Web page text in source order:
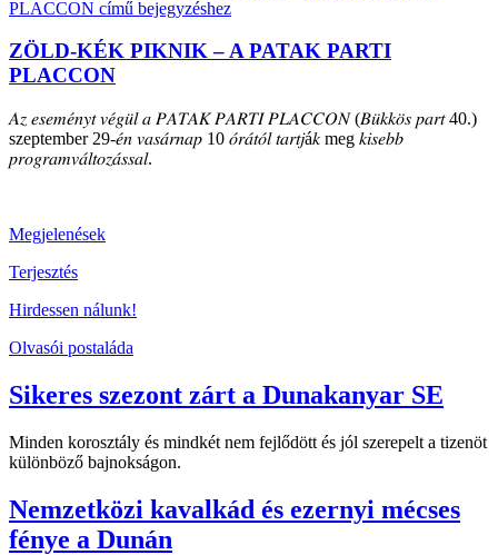
ZÖLD-KÉK PIKNIK – A PATAK PARTI
PLACCON
𝐴𝑧 𝑒𝑠𝑒𝑚𝑒́𝑛𝑦𝑡 𝑣𝑒́𝑔𝑢̈𝑙 𝑎 𝑃𝐴𝑇𝐴𝐾 𝑃𝐴𝑅𝑇𝐼 𝑃𝐿𝐴𝐶𝐶𝑂𝑁 (𝐵𝑢̈𝑘𝑘𝑜̈𝑠 𝑝𝑎𝑟𝑡 40.)
szeptember 29-𝑒́𝑛 𝑣𝑎𝑠𝑎́𝑟𝑛𝑎𝑝 10 𝑜́𝑟𝑎́𝑡𝑜́𝑙 𝑡𝑎𝑟𝑡𝑗á𝑘 meg 𝑘𝑖𝑠𝑒𝑏𝑏
𝑝𝑟𝑜𝑔𝑟𝑎𝑚𝑣𝑎́𝑙𝑡𝑜𝑧𝑎́𝑠𝑠𝑎𝑙.
Megjelenések
Terjesztés
Hirdessen nálunk!
Olvasói postaláda
Sikeres szezont zárt a Dunakanyar SE
Minden korosztály és mindkét nem fejlődött és jól szerepelt a tizenöt
különböző bajnokságon.
Nemzetközi kavalkád és ezernyi mécses
fénye a Dunán